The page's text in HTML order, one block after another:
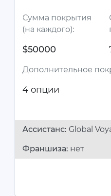
Сумма покрытия
(на каждого):
$50000
Дополнительное
4 опции
Ассистанc: Global
Франшиза: нет